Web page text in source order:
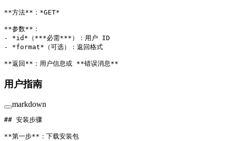
**方法** ： *GET*
**参数** ：
-
*id* （ ***必需*** ）：用户 ID
-
*format* （可选）：返回格式
**返回** ：用户信息或 **错误消息**
用户指南
markdown
## 安装步骤
**第一步** ：下载安装包